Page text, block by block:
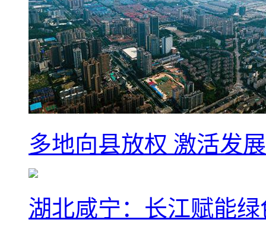
多地向县放权 激活发
湖北咸宁：长江赋能